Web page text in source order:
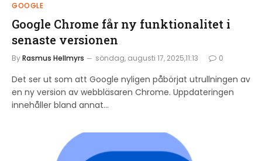
GOOGLE
Google Chrome får ny funktionalitet i
senaste versionen
ByRasmus Hellmyrs söndag, augusti 17, 2025,11:13 0
Det ser ut som att Google nyligen påbörjat utrullningen av
en ny version av webbläsaren Chrome. Uppdateringen
innehåller bland annat…